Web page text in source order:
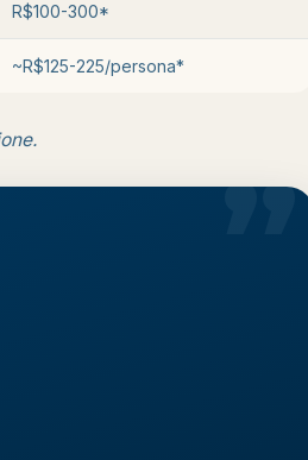
R$100-300*
~R$125-225/persona*